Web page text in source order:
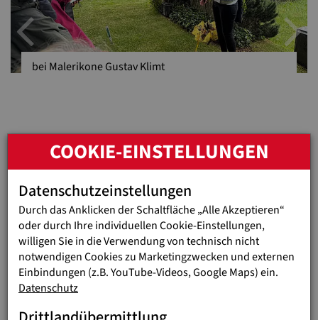
bei Malerikone Gustav Klimt
Previous
Der Erschaffer der Don Bosco-Statue
„Einen schönen Platz habt ihr für den Don Bosco gefunden“,
erklärte der an der letzten Station angekommene, wohl
älteste Rundgang-Teilnehmer, Isidor Winkler. Stolze 88 Jahre
alt, war er gemeinsam mit seiner Frau extra für diesen
Friedhofs-Rundgang aus seiner Heimat Tirol angereist. Um
Nachschau zu halten, wo „seine“ von drei Kindern umringte
Don Bosco Statue ihren endgültigen Standplatz gefunden hat.
COOKIE-EINSTELLUNGEN
Datenschutzeinstellungen
Durch das Anklicken der Schaltfläche „Alle Akzeptieren“
oder durch Ihre individuellen Cookie-Einstellungen,
willigen Sie in die Verwendung von technisch nicht
notwendigen Cookies zu Marketingzwecken und externen
Einbindungen (z.B. YouTube-Videos, Google Maps) ein.
Datenschutz